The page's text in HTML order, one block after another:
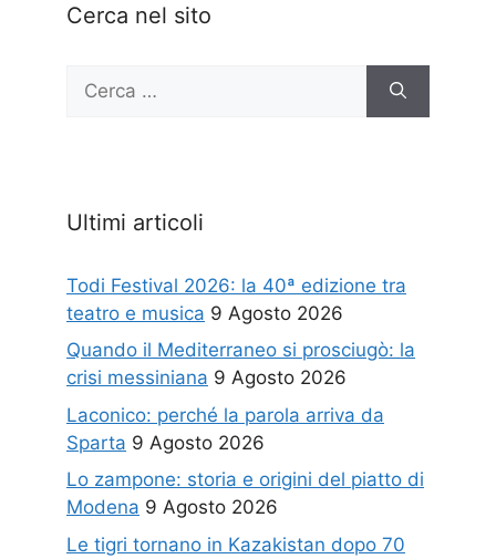
Cerca nel sito
per:
Ultimi articoli
Todi Festival 2026: la 40ª edizione tra
teatro e musica 9 Agosto 2026
Quando il Mediterraneo si prosciugò: la
crisi messiniana 9 Agosto 2026
Laconico: perché la parola arriva da
Sparta 9 Agosto 2026
Lo zampone: storia e origini del piatto di
Modena 9 Agosto 2026
Le tigri tornano in Kazakistan dopo 70